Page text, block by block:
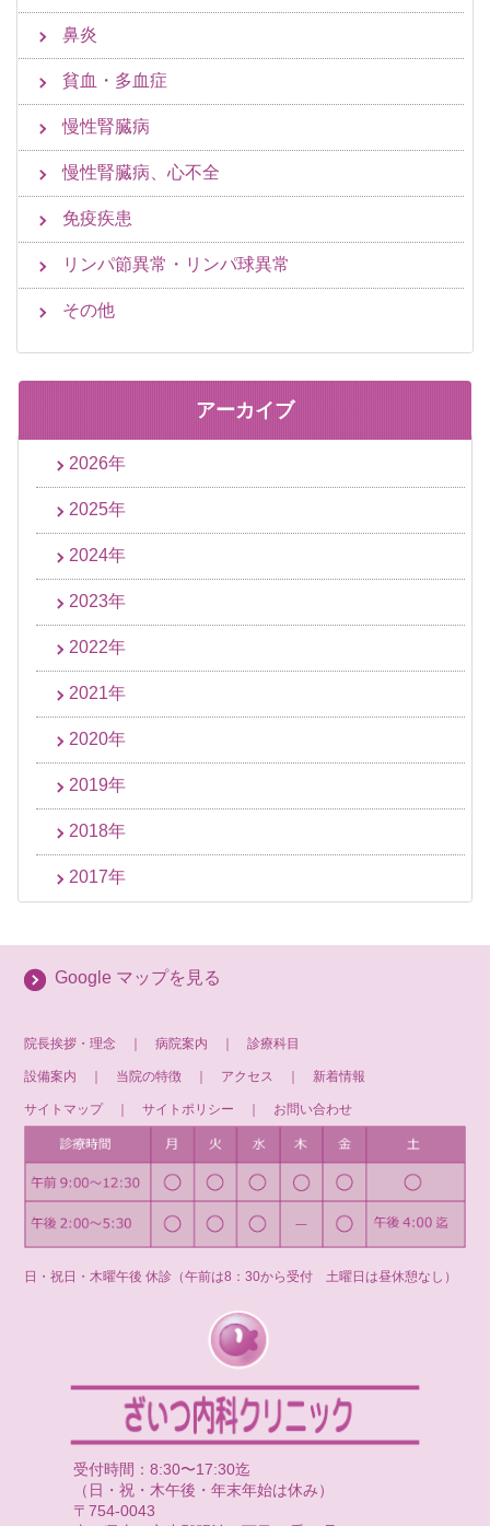
鼻炎
貧血・多血症
慢性腎臓病
慢性腎臓病、心不全
免疫疾患
リンパ節異常・リンパ球異常
その他
アーカイブ
2026年
2025年
2024年
2023年
2022年
2021年
2020年
2019年
2018年
2017年
Google マップを見る
院長挨拶・理念 ｜病院案内 ｜診療科目
設備案内 ｜ 当院の特徴 ｜ アクセス ｜ 新着情報
サイトマップ｜サイトポリシー ｜ お問い合わせ
日・祝日・木曜午後 休診（午前は8：30から受付 土曜日は昼休憩なし）
受付時間：8:30〜17:30迄
（日・祝・木午後・年末年始は休み）
〒754-0043